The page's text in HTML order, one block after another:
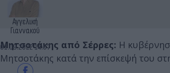
Αγγελική
Γιαννακού
01.09.2022 14:07
Μητσοτάκης από Σέρρες: Η
Μητσοτάκης κατά την επίσκεψή του